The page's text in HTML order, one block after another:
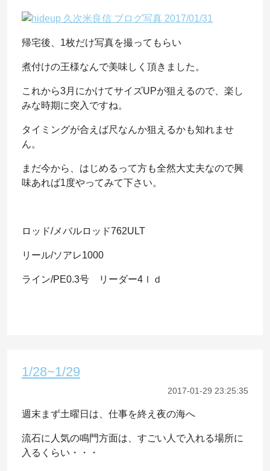
帰宅後、1枚だけ写真を撮ってもらい
煮付けの王様なんで美味しく頂きました。
これから3月にかけてサイズUPが狙えるので、楽し
みな時期に突入ですね。
タイミングが合えば尺なんか狙えるかも知れませ
ん。
まだ今から、はじめるって方も全然大丈夫なので興
味あれば1度やってみて下さい。
ロッド/メバルロッド762ULT
リール/ソアレ1000
ライン/PE0.3号 リーダー4ｌｄ
1/28~1/29
2017-01-29 23:25:35
週末まず土曜日は、仕事を終え夜の海へ
流石に人気の鳴門方面は、すごい人で入れる場所に
入るくらい・・・